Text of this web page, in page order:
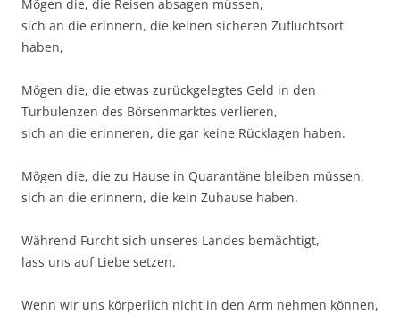
Mögen die, die Reisen absagen müssen,
sich an die erinnern, die keinen sicheren Zufluchtsort
haben,
Mögen die, die etwas zurückgelegtes Geld in den
Turbulenzen des Börsenmarktes verlieren,
sich an die erinneren, die gar keine Rücklagen haben.
Mögen die, die zu Hause in Quarantäne bleiben müssen,
sich an die erinnern, die kein Zuhause haben.
Während Furcht sich unseres Landes bemächtigt,
lass uns auf Liebe setzen.
Wenn wir uns körperlich nicht in den Arm nehmen können,